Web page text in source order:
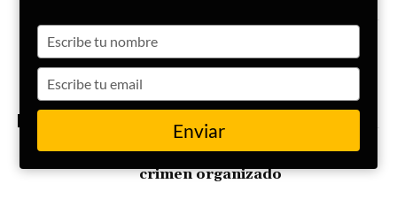
El FBI investiga juegos de
Steam con malware oculto
El FBI inaugura oficina en
crimen organizado
your
name
your
email
Enviar